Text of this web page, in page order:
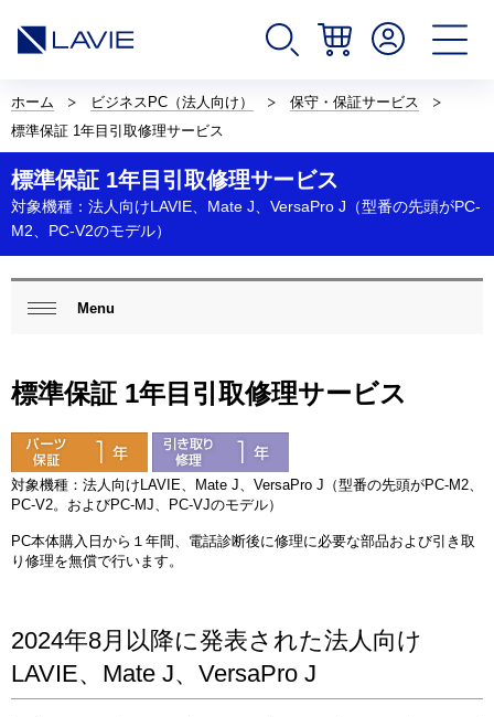
イ
ト
内
現
在
位
置
を
表
ま
す。
ホーム ビジネスPC（法人向け）
保守・保証サービス
標準保証 1年目引取修理サービス
標準保証 1年目引取修理サービス
対象機種：法人向けLAVIE、Mate J、VersaPro J（型番の先頭がPC-
M2、PC-V2のモデル）
ビ
ゲ
ン
Menu
標準保証 1年目引取修理サービス
対象機種：法人向けLAVIE、Mate J、VersaPro J（型番の先頭がPC-M2、
PC-V2。およびPC-MJ、PC-VJのモデル）
PC本体購入日から１年間、電話診断後に修理に必要な部品および引き取
り修理を無償で行います。
2024年8月以降に発表された法人向け
LAVIE、Mate J、VersaPro J